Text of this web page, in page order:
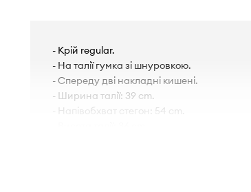
- Крій regular.
- На талії гумка зі шнуровкою.
- Спереду дві накладні кишені.
- Ширина талії: 39 cm.
- Напівобхват стегон: 54 cm.